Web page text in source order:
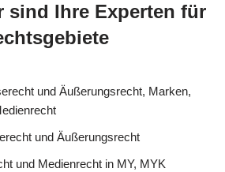
sind Ihre Experten für
und Äußerungsrecht, Marken,
und Äußerungsrecht
und Medienrecht in MY, MYK